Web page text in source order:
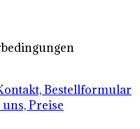
Bestellformular
Preise